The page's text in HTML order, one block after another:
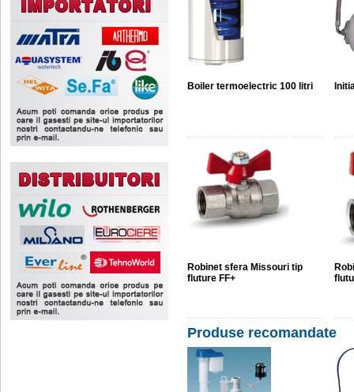
Boiler termoelectric 100 litri
Robinet sfera Missouri tip
fluture FF+
Produse recomandate